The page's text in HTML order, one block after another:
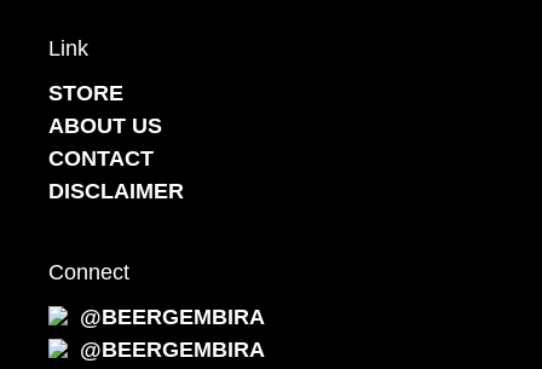
Link
STORE
ABOUT US
CONTACT
DISCLAIMER
Connect
@BEERGEMBIRA
@BEERGEMBIRA